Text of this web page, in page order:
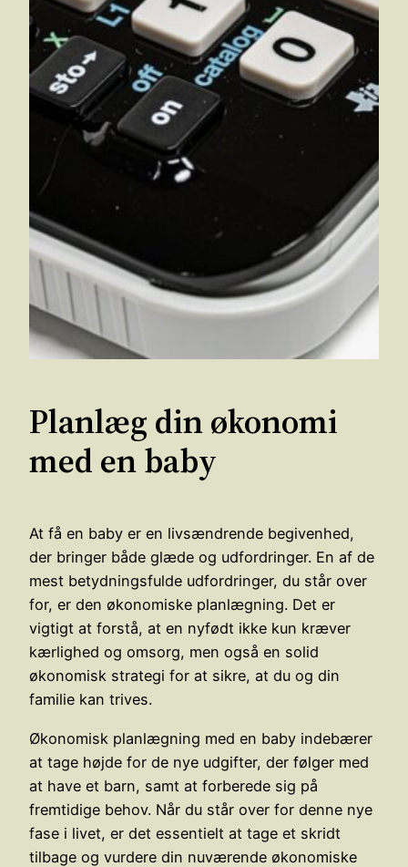
Planlæg din økonomi
med en baby
At få en baby er en livsændrende begivenhed,
der bringer både glæde og udfordringer. En af de
mest betydningsfulde udfordringer, du står over
for, er den økonomiske planlægning. Det er
vigtigt at forstå, at en nyfødt ikke kun kræver
kærlighed og omsorg, men også en solid
økonomisk strategi for at sikre, at du og din
familie kan trives.
Økonomisk planlægning med en baby indebærer
at tage højde for de nye udgifter, der følger med
at have et barn, samt at forberede sig på
fremtidige behov. Når du står over for denne nye
fase i livet, er det essentielt at tage et skridt
tilbage og vurdere din nuværende økonomiske